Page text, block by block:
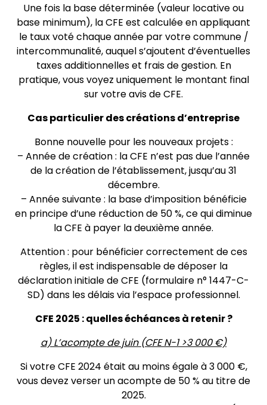
Une fois la base déterminée (valeur locative ou
base minimum), la CFE est calculée en appliquant
le taux voté chaque année par votre commune /
intercommunalité, auquel s’ajoutent d’éventuelles
taxes additionnelles et frais de gestion. En
pratique, vous voyez uniquement le montant final
sur votre avis de CFE.
Cas particulier des créations d’entreprise
Bonne nouvelle pour les nouveaux projets :
– Année de création : la CFE n’est pas due l’année
de la création de l’établissement, jusqu’au 31
décembre.
– Année suivante : la base d’imposition bénéficie
en principe d’une réduction de 50 %, ce qui diminue
la CFE à payer la deuxième année.
Attention : pour bénéficier correctement de ces
règles, il est indispensable de déposer la
déclaration initiale de CFE (formulaire n° 1447-C-
SD) dans les délais via l’espace professionnel.
CFE 2025 : quelles échéances à retenir ?
a) L’acompte de juin (CFE N-1 >3 000 €)
Si votre CFE 2024 était au moins égale à 3 000 €,
vous devez verser un acompte de 50 % au titre de
2025.